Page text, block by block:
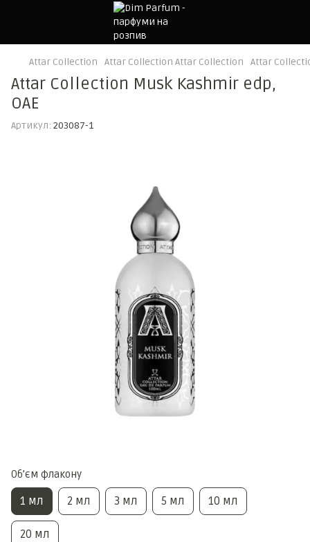
Attar Collection Attar Collection Attar Collection Attar
Attar Collection Musk Kashmir edp,
ОАЕ
Артикул: 203087-1
Обʼєм флакону
1 мл 2 мл 3 мл 5 мл 10 мл
20 мл